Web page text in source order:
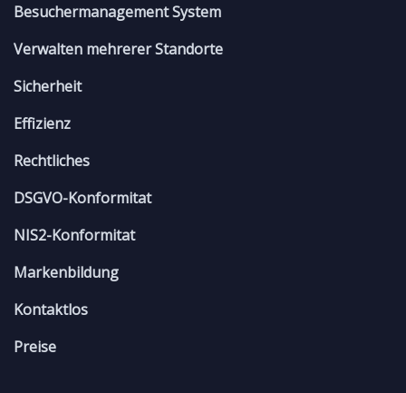
Besuchermanagement System
Verwalten mehrerer Standorte
Sicherheit
Effizienz
Rechtliches
DSGVO-Konformitat
NIS2-Konformitat
Markenbildung
Kontaktlos
Preise